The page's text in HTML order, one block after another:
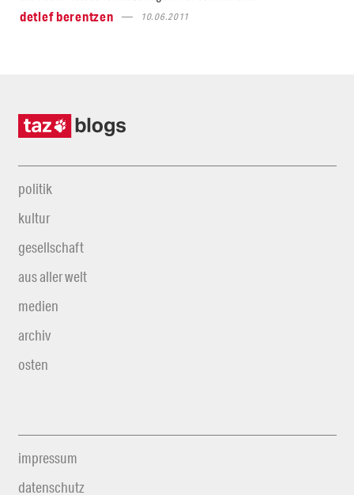
detlef berentzen
10.06.2011
politik
kultur
gesellschaft
aus aller welt
medien
archiv
osten
impressum
datenschutz